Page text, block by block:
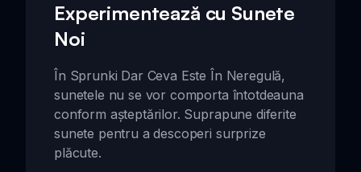
Experimentează cu Sunete
Noi
În Sprunki Dar Ceva Este În Neregulă,
sunetele nu se vor comporta întotdeauna
conform așteptărilor. Suprapune diferite
sunete pentru a descoperi surprize
plăcute.